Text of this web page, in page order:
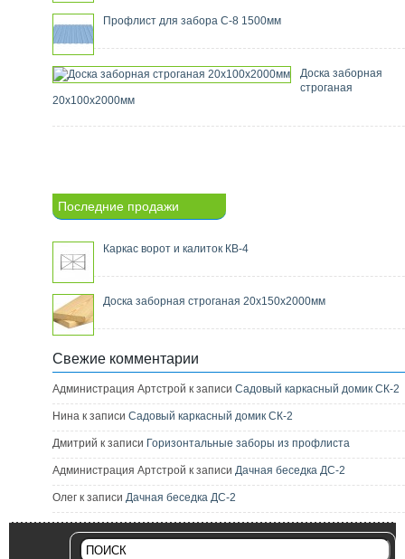
Профлист для забора С-8 1500мм
Доска заборная
строганая
20х100х2000мм
Последние продажи
Каркас ворот и калиток КВ-4
Доска заборная строганая 20х150х2000мм
Свежие комментарии
Администрация Артстрой к записи Садовый каркасный домик СК-2
Нина к записи Садовый каркасный домик СК-2
Дмитрий к записи Горизонтальные заборы из профлиста
Администрация Артстрой к записи Дачная беседка ДС-2
Олег к записи Дачная беседка ДС-2